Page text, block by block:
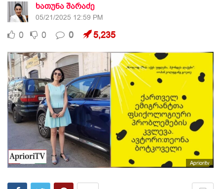
ხათუნა შარაძე
05/21/2025 12:59 PM
0 0 0 5,235
Aprioritv